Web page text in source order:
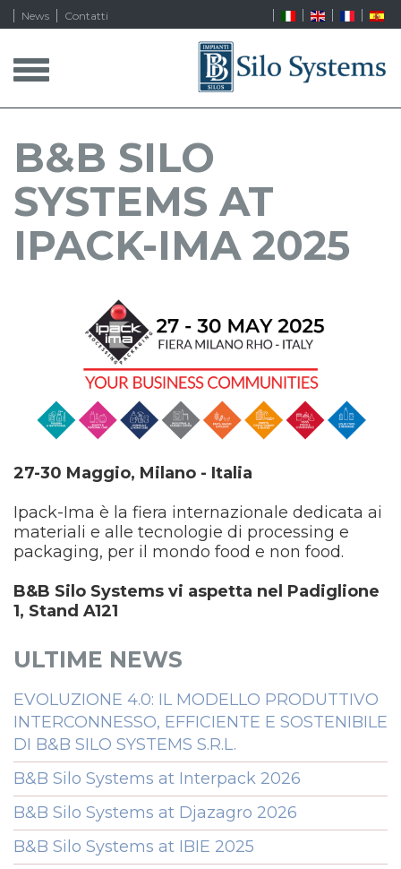
News Contatti
T
o
e
n
a
v
i
g
a
B&B SILO
SYSTEMS AT
IPACK-IMA 2025
27-30 Maggio, Milano - Italia
Ipack-Ima è la fiera internazionale dedicata ai
materiali e alle tecnologie di processing e
packaging, per il mondo food e non food.
B&B Silo Systems vi aspetta nel Padiglione
1, Stand A121
ULTIME NEWS
EVOLUZIONE 4.0: IL MODELLO PRODUTTIVO
INTERCONNESSO, EFFICIENTE E SOSTENIBILE
DI B&B SILO SYSTEMS S.R.L.
B&B Silo Systems at Interpack 2026
B&B Silo Systems at Djazagro 2026
B&B Silo Systems at IBIE 2025